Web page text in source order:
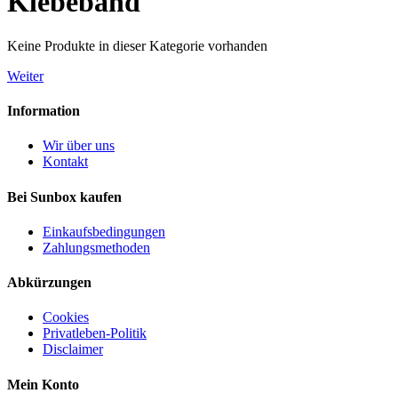
Keine Produkte in dieser Kategorie vorhanden
Weiter
Information
Wir über uns
Kontakt
Bei Sunbox kaufen
Einkaufsbedingungen
Zahlungsmethoden
Abkürzungen
Cookies
Privatleben-Politik
Disclaimer
Mein Konto